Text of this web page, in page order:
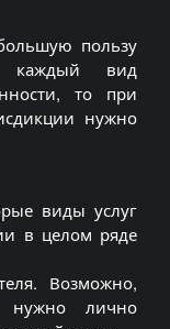
пользу
каждый вид
то при
нужно
виды услуг
в целом ряде
Возможно,
нужно лично